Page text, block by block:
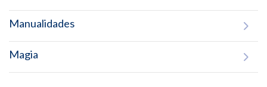
Manualidades
Magia